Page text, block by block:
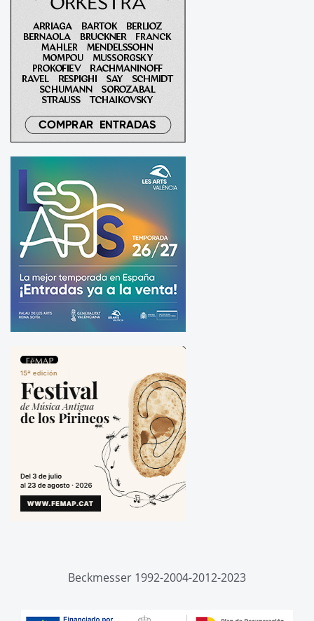
Beckmesser 1992-2004-2012-2023